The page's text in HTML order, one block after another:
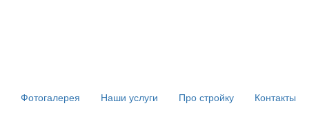
Фотогалерея Наши услуги Про стройку Контакты